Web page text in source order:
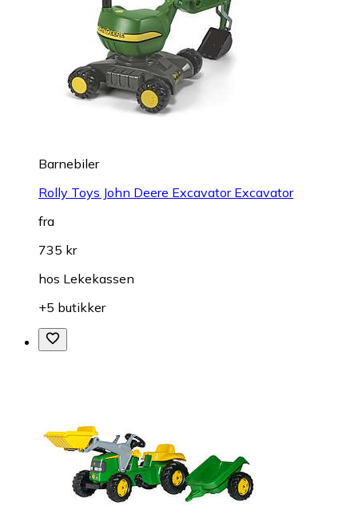
Barnebiler
Rolly Toys John Deere Excavator Excavator
fra
735 kr
hos Lekekassen
+5 butikker